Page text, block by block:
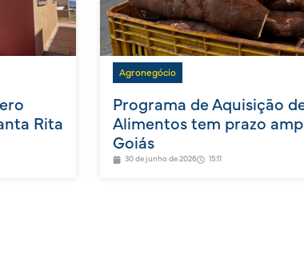
Rita
Agronegócio
Programa de Aquisição
Alimentos tem prazo
Goiás
30 de junho de 2026 15:11